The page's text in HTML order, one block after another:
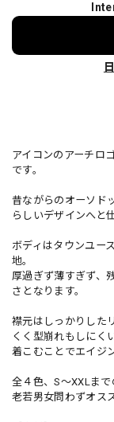
アイコンのアーチロ
です。
昔ながらのオーソド
らしいデザインへと
ボディはタウンユー
地。
厚過ぎず薄すぎず、
さとなります。
襟元はしっかりした
くく型崩れもしにく
着こむことでエイジ
全４色、S～XXLまで
老若男女問わずオス